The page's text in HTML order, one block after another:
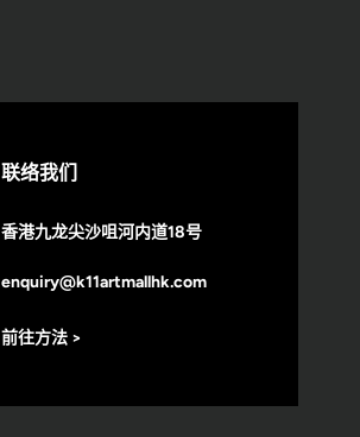
联络我们
香港九龙尖沙咀河内道18号
enquiry@k11artmallhk.com
前往方法 >